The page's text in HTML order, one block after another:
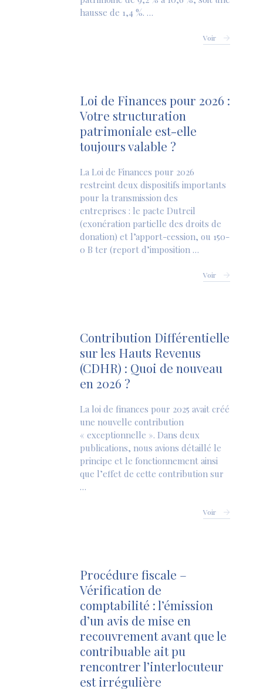
hausse de 1,4 %. …
Voir
Loi de Finances pour 2026 :
Votre structuration
patrimoniale est-elle
toujours valable ?
La Loi de Finances pour 2026
restreint deux dispositifs importants
pour la transmission des
entreprises : le pacte Dutreil
(exonération partielle des droits de
donation) et l’apport-cession, ou 150-
0 B ter (report d’imposition …
Voir
Contribution Différentielle
sur les Hauts Revenus
(CDHR) : Quoi de nouveau
en 2026 ?
La loi de finances pour 2025 avait créé
une nouvelle contribution
« exceptionnelle ». Dans deux
publications, nous avions détaillé le
principe et le fonctionnement ainsi
que l’effet de cette contribution sur
…
Voir
Procédure fiscale –
Vérification de
comptabilité : l’émission
d’un avis de mise en
recouvrement avant que le
contribuable ait pu
rencontrer l’interlocuteur
est irrégulière